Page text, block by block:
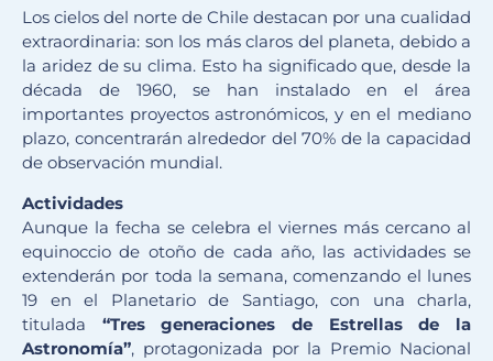
Los cielos del norte de Chile destacan por una cualidad
extraordinaria: son los más claros del planeta, debido a
la aridez de su clima. Esto ha significado que, desde la
década de 1960, se han instalado en el área
importantes proyectos astronómicos, y en el mediano
plazo, concentrarán alrededor del 70% de la capacidad
de observación mundial.
Actividades
Aunque la fecha se celebra el viernes más cercano al
equinoccio de otoño de cada año, las actividades se
extenderán por toda la semana, comenzando el lunes
19 en el Planetario de Santiago, con una charla,
titulada “Tres generaciones de Estrellas de la
Astronomía”, protagonizada por la Premio Nacional